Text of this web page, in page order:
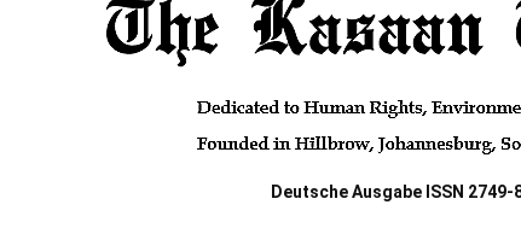
Deutsche Ausgabe ISSN 2749-